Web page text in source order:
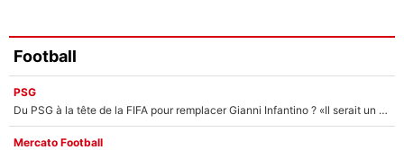
Football
PSG
Du PSG à la tête de la FIFA pour remplacer Gianni Infantino ? «Il serait un mauvais président», le patron de la Liga s'attaque à Nasser Al-Khelaïfi !
Mercato Football